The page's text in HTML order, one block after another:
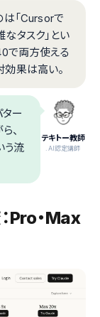
「Cursorで
タスク」とい
で両方使える
果は高い。
テキトー教師
.AI認定講師
ー
、
う流
Pro・Max